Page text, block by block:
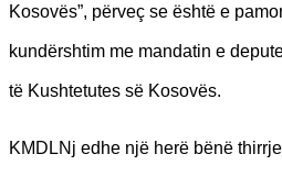
Kosovës”, përveç se është e
kundërshtim me mandatin e
të Kushtetutes së Kosovës.
KMDLNj edhe një herë bënë